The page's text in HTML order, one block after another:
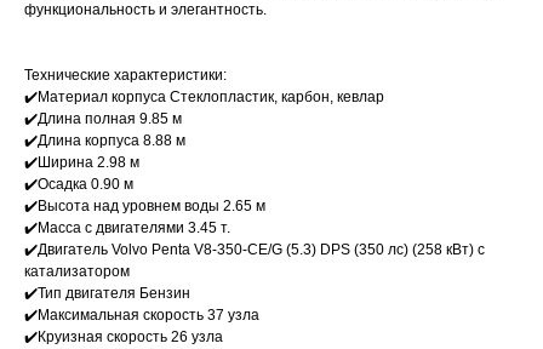
функциональность и элегантность.
Технические характеристики:
✔️Материал корпуса Стеклопластик, карбон, кевлар
✔️Длина полная 9.85 м
✔️Длина корпуса 8.88 м
✔️Ширина 2.98 м
✔️Осадка 0.90 м
✔️Высота над уровнем воды 2.65 м
✔️Масса с двигателями 3.45 т.
✔️Двигатель Volvo Penta V8-350-CE/G (5.3) DPS (350 лс) (258 кВт) с
катализатором
✔️Тип двигателя Бензин
✔️Максимальная скорость 37 узла
✔️Круизная скорость 26 узла